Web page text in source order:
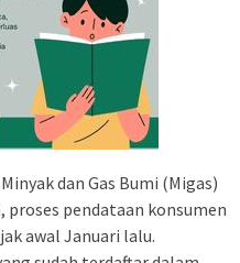
dan Gas Bumi (Migas)
proses pendataan konsumen
awal Januari lalu.